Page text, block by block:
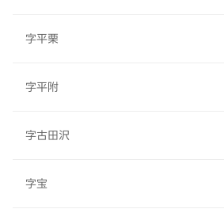
字平栗
字平附
字古田沢
字宝